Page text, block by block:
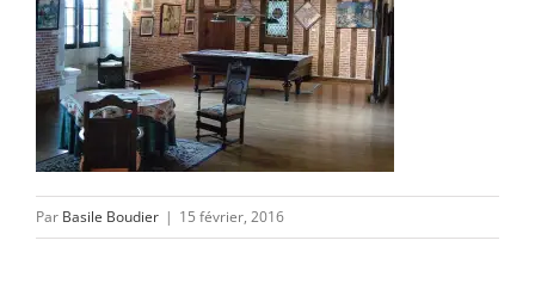
VENIR
NOUS SUIVRE
L’ASSOCIATION
Par Basile Boudier | 15 février, 2016